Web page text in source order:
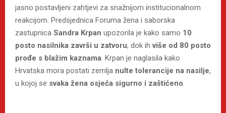
jasno postavljeni zahtjevi za snažnijom institucionalnom
reakcijom. Predsjednica Foruma žena i saborska
zastupnica Sandra Krpan upozorila je kako samo 10
posto nasilnika završi u zatvoru, dok ihviše od 80 posto
prođe s blažim kaznama. Krpan je naglasila kako
Hrvatska mora postati zemlja nulte tolerancije na nasilje,
u kojoj se svaka žena osjeća sigurno i zaštićeno.